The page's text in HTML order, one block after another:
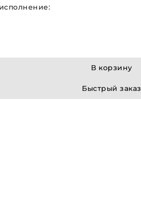
В корзину
Быстрый заказ